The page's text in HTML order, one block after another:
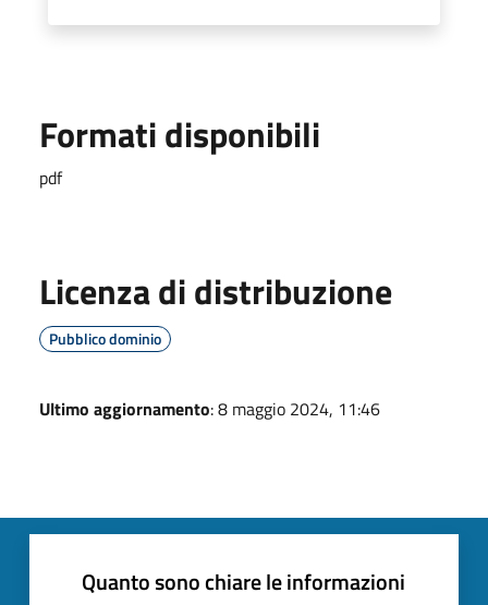
Formati disponibili
pdf
Licenza di distribuzione
Pubblico dominio
Ultimo aggiornamento: 8 maggio 2024, 11:46
Quanto sono chiare le informazioni